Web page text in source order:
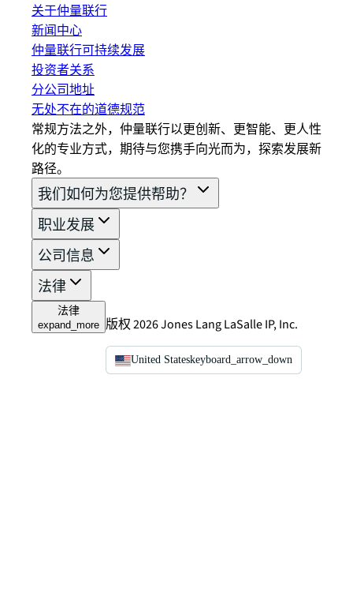
关于仲量联行
新闻中心
仲量联行可持续发展
投资者关系
分公司地址
无处不在的道德规范
常规方法之外，仲量联行以更创新、更智能、更人性
化的专业方式，期待与您携手向光而为，探索发展新
路径。
我们如何为您提供帮助？
职业发展
公司信息
法律
法律
expand_more 版权 2026 Jones Lang LaSalle IP, Inc.
United Stateskeyboard_arrow_down